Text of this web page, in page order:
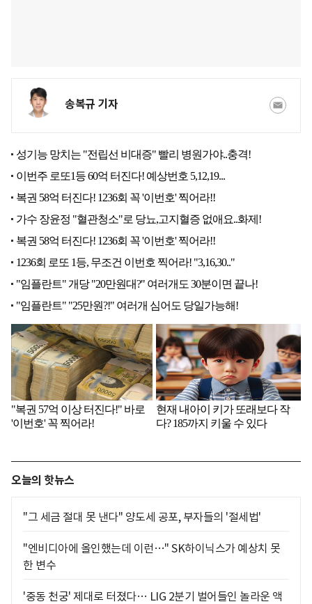
송복규 기자
오늘의 핫뉴스
"그 세금 절대 못 낸다" 양도세 공포, 부자들의 '절세법'
"엔비디아에 올인했는데 이런…" SK하이닉스가 예상치 못
한 변수
'중동 천궁' 제대로 터졌다… LIG 2분기 벌어들인 놀라운 액